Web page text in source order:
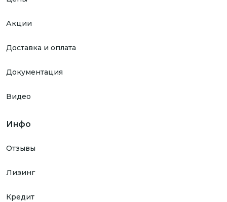
Акции
Доставка и оплата
Документация
Видео
Инфо
Отзывы
Лизинг
Кредит